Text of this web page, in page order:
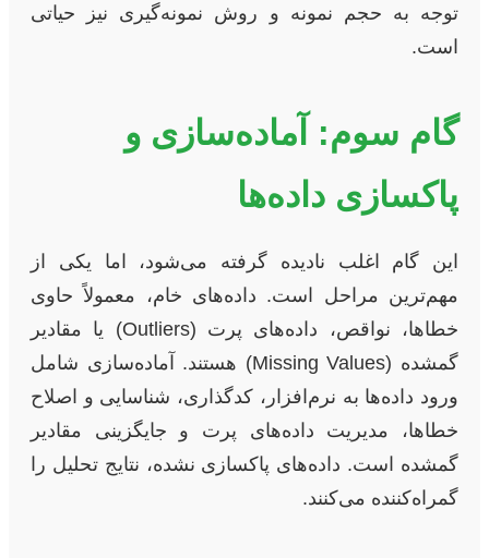
توجه به حجم نمونه و روش نمونه‌گیری نیز حیاتی
است.
گام سوم: آماده‌سازی و
پاکسازی داده‌ها
این گام اغلب نادیده گرفته می‌شود، اما یکی از
مهم‌ترین مراحل است. داده‌های خام، معمولاً حاوی
خطاها، نواقص، داده‌های پرت (Outliers) یا مقادیر
گمشده (Missing Values) هستند. آماده‌سازی شامل
ورود داده‌ها به نرم‌افزار، کدگذاری، شناسایی و اصلاح
خطاها، مدیریت داده‌های پرت و جایگزینی مقادیر
گمشده است. داده‌های پاکسازی نشده، نتایج تحلیل را
گمراه‌کننده می‌کنند.